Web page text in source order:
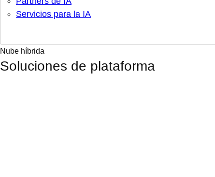
Servicios para la IA
Nube híbrida
Soluciones de plataforma